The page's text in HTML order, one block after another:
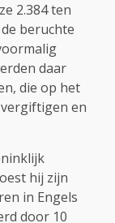
2.384 ten
beruchte
daar
die op het
en
hij zijn
in Engels
door 10